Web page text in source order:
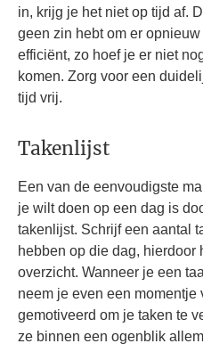
in, krijg je het niet op tijd af.
geen zin hebt om er
efficiënt, zo hoef je er niet
komen. Zorg voor een
tijd vrij.
Takenlijst
Een van de eenvoudigste
je wilt doen op een dag is
takenlijst. Schrijf een aantal
hebben op die dag, hierdoor
overzicht. Wanneer je een
neem je even een momentje
gemotiveerd om je taken te
ze binnen een ogenblik